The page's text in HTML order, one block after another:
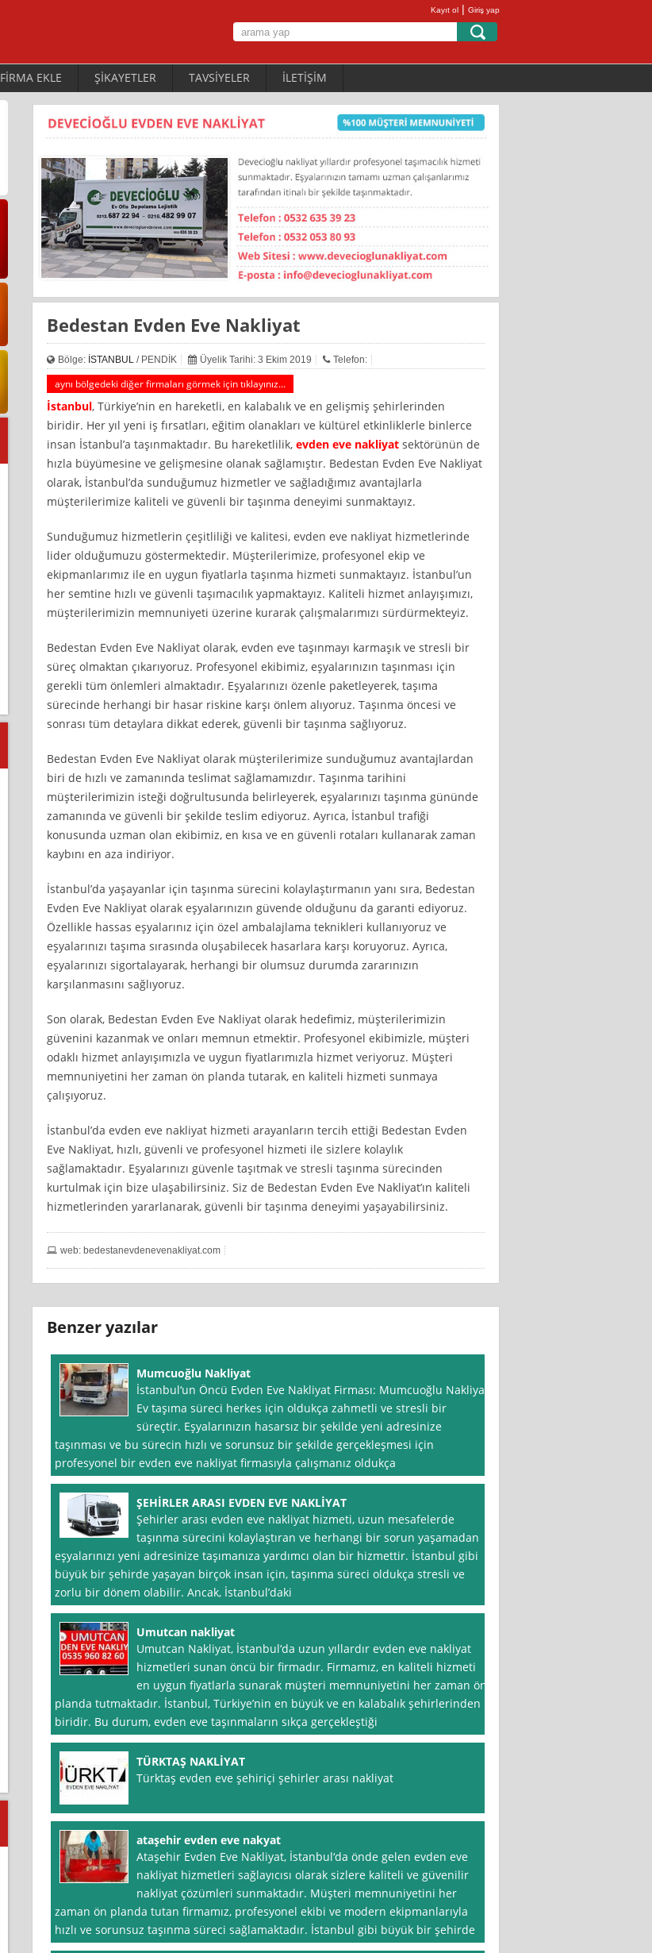
Kayıt ol | Giriş yap
FİRMA EKLE ŞİKAYETLER TAVSİYELER İLETİŞİM
Bedestan Evden Eve Nakliyat
Bölge: İSTANBUL/ PENDİK Üyelik Tarihi: 3 Ekim 2019 Telefon:
aynı bölgedeki diğer firmaları görmek için tıklayınız...
İstanbul, Türkiye’nin en hareketli, en kalabalık ve en gelişmiş şehirlerinden
biridir. Her yıl yeni iş fırsatları, eğitim olanakları ve kültürel etkinliklerle binlerce
insan İstanbul’a taşınmaktadır. Bu hareketlilik, evden eve nakliyatsektörünün de
hızla büyümesine ve gelişmesine olanak sağlamıştır. Bedestan Evden Eve Nakliyat
olarak, İstanbul’da sunduğumuz hizmetler ve sağladığımız avantajlarla
müşterilerimize kaliteli ve güvenli bir taşınma deneyimi sunmaktayız.
Sunduğumuz hizmetlerin çeşitliliği ve kalitesi, evden eve nakliyat hizmetlerinde
lider olduğumuzu göstermektedir. Müşterilerimize, profesyonel ekip ve
ekipmanlarımız ile en uygun fiyatlarla taşınma hizmeti sunmaktayız. İstanbul’un
her semtine hızlı ve güvenli taşımacılık yapmaktayız. Kaliteli hizmet anlayışımızı,
müşterilerimizin memnuniyeti üzerine kurarak çalışmalarımızı sürdürmekteyiz.
Bedestan Evden Eve Nakliyat olarak, evden eve taşınmayı karmaşık ve stresli bir
süreç olmaktan çıkarıyoruz. Profesyonel ekibimiz, eşyalarınızın taşınması için
gerekli tüm önlemleri almaktadır. Eşyalarınızı özenle paketleyerek, taşıma
sürecinde herhangi bir hasar riskine karşı önlem alıyoruz. Taşınma öncesi ve
sonrası tüm detaylara dikkat ederek, güvenli bir taşınma sağlıyoruz.
Bedestan Evden Eve Nakliyat olarak müşterilerimize sunduğumuz avantajlardan
biri de hızlı ve zamanında teslimat sağlamamızdır. Taşınma tarihini
müşterilerimizin isteği doğrultusunda belirleyerek, eşyalarınızı taşınma gününde
zamanında ve güvenli bir şekilde teslim ediyoruz. Ayrıca, İstanbul trafiği
konusunda uzman olan ekibimiz, en kısa ve en güvenli rotaları kullanarak zaman
kaybını en aza indiriyor.
İstanbul’da yaşayanlar için taşınma sürecini kolaylaştırmanın yanı sıra, Bedestan
Evden Eve Nakliyat olarak eşyalarınızın güvende olduğunu da garanti ediyoruz.
Özellikle hassas eşyalarınız için özel ambalajlama teknikleri kullanıyoruz ve
eşyalarınızı taşıma sırasında oluşabilecek hasarlara karşı koruyoruz. Ayrıca,
eşyalarınızı sigortalayarak, herhangi bir olumsuz durumda zararınızın
karşılanmasını sağlıyoruz.
Son olarak, Bedestan Evden Eve Nakliyat olarak hedefimiz, müşterilerimizin
güvenini kazanmak ve onları memnun etmektir. Profesyonel ekibimizle, müşteri
odaklı hizmet anlayışımızla ve uygun fiyatlarımızla hizmet veriyoruz. Müşteri
memnuniyetini her zaman ön planda tutarak, en kaliteli hizmeti sunmaya
çalışıyoruz.
İstanbul’da evden eve nakliyat hizmeti arayanların tercih ettiği Bedestan Evden
Eve Nakliyat, hızlı, güvenli ve profesyonel hizmeti ile sizlere kolaylık
sağlamaktadır. Eşyalarınızı güvenle taşıtmak ve stresli taşınma sürecinden
kurtulmak için bize ulaşabilirsiniz. Siz de Bedestan Evden Eve Nakliyat’ın kaliteli
hizmetlerinden yararlanarak, güvenli bir taşınma deneyimi yaşayabilirsiniz.
web: bedestanevdenevenakliyat.com
Benzer yazılar
Mumcuoğlu Nakliyat
İstanbul‘un Öncü Evden Eve Nakliyat Firması: Mumcuoğlu Nakliyat
Ev taşıma süreci herkes için oldukça zahmetli ve stresli bir
süreçtir. Eşyalarınızın hasarsız bir şekilde yeni adresinize
taşınması ve bu sürecin hızlı ve sorunsuz bir şekilde gerçekleşmesi için
profesyonel bir evden eve nakliyat firmasıyla çalışmanız oldukça
ŞEHİRLER ARASI EVDEN EVE NAKLİYAT
Şehirler arası evden eve nakliyat hizmeti, uzun mesafelerde
taşınma sürecini kolaylaştıran ve herhangi bir sorun yaşamadan
eşyalarınızı yeni adresinize taşımanıza yardımcı olan bir hizmettir. İstanbul gibi
büyük bir şehirde yaşayan birçok insan için, taşınma süreci oldukça stresli ve
zorlu bir dönem olabilir. Ancak, İstanbul’daki
Umutcan nakliyat
Umutcan Nakliyat, İstanbul‘da uzun yıllardır evden eve nakliyat
hizmetleri sunan öncü bir firmadır. Firmamız, en kaliteli hizmeti
en uygun fiyatlarla sunarak müşteri memnuniyetini her zaman ön
planda tutmaktadır. İstanbul, Türkiye’nin en büyük ve en kalabalık şehirlerinden
biridir. Bu durum, evden eve taşınmaların sıkça gerçekleştiği
TÜRKTAŞ NAKLİYAT
Türktaş evden eve şehiriçi şehirler arası nakliyat
ataşehir evden eve nakyat
Ataşehir Evden Eve Nakliyat, İstanbul‘da önde gelen evden eve
nakliyat hizmetleri sağlayıcısı olarak sizlere kaliteli ve güvenilir
nakliyat çözümleri sunmaktadır. Müşteri memnuniyetini her
zaman ön planda tutan firmamız, profesyonel ekibi ve modern ekipmanlarıyla
hızlı ve sorunsuz taşınma süreci sağlamaktadır. İstanbul gibi büyük bir şehirde